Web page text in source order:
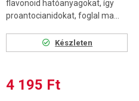
flavonoid hatóanyagokat, így
proantocianidokat, foglal ma...
Készleten
4 195 Ft